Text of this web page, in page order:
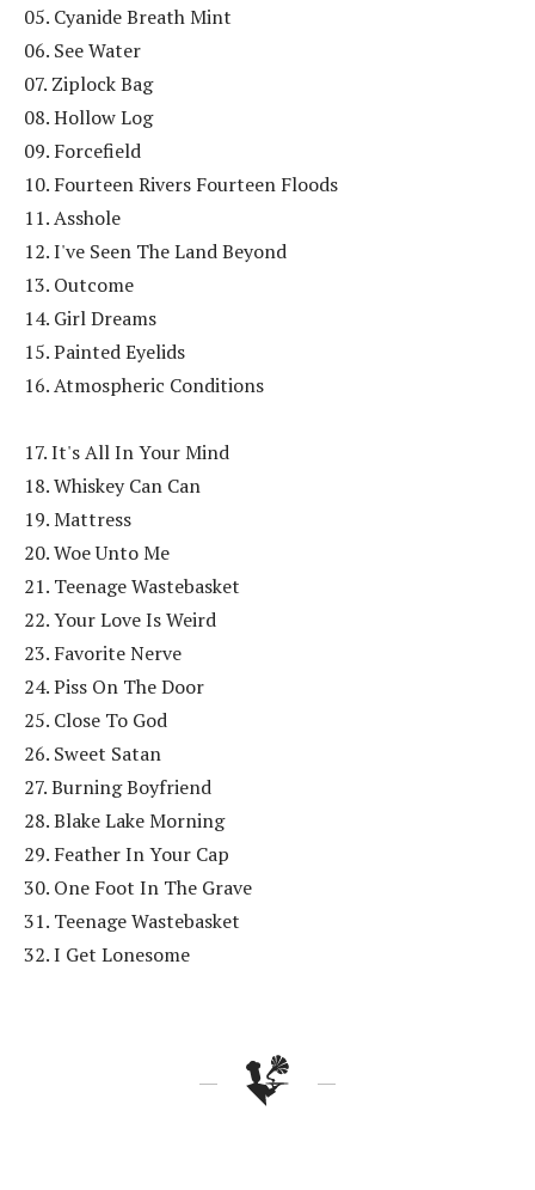
05. Cyanide Breath Mint
06. See Water
07. Ziplock Bag
08. Hollow Log
09. Forcefield
10. Fourteen Rivers Fourteen Floods
11. Asshole
12. I've Seen The Land Beyond
13. Outcome
14. Girl Dreams
15. Painted Eyelids
16. Atmospheric Conditions
17. It's All In Your Mind
18. Whiskey Can Can
19. Mattress
20. Woe Unto Me
21. Teenage Wastebasket
22. Your Love Is Weird
23. Favorite Nerve
24. Piss On The Door
25. Close To God
26. Sweet Satan
27. Burning Boyfriend
28. Blake Lake Morning
29. Feather In Your Cap
30. One Foot In The Grave
31. Teenage Wastebasket
32. I Get Lonesome